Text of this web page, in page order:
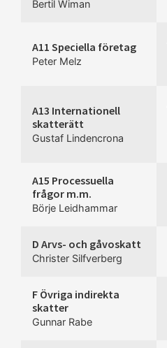
Bertil Wiman
A11 Speciella företag
Peter Melz
A13 Internationell
skatterätt
Gustaf Lindencrona
A15 Processuella
frågor m.m.
Börje Leidhammar
D Arvs- och gåvoskatt
Christer Silfverberg
F Övriga indirekta
skatter
Gunnar Rabe